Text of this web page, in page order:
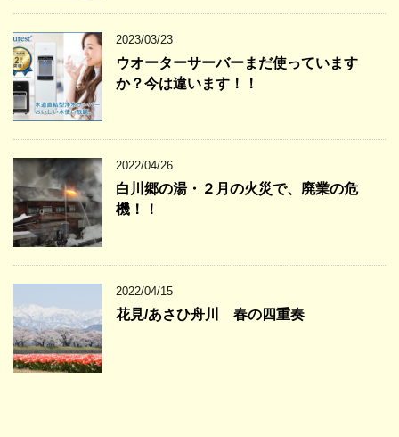
2023/03/23
ウオーターサーバーまだ使っています
か？今は違います！！
2022/04/26
白川郷の湯・２月の火災で、廃業の危
機！！
2022/04/15
花見/あさひ舟川 春の四重奏